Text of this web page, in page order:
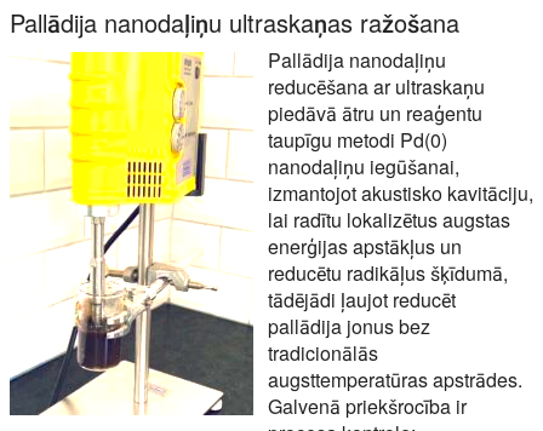
Pallādija nanodaļiņu ultraskaņas ražošana
Pallādija nanodaļiņu
reducēšana ar ultraskaņu
piedāvā ātru un reaģentu
taupīgu metodi Pd(0)
nanodaļiņu iegūšanai,
izmantojot akustisko kavitāciju,
lai radītu lokalizētus augstas
enerģijas apstākļus un
reducētu radikāļus šķīdumā,
tādējādi ļaujot reducēt
pallādija jonus bez
tradicionālās
augsttemperatūras apstrādes.
Galvenā priekšrocība ir